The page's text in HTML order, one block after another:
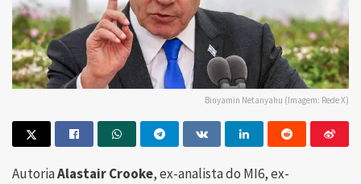
Binyamin Netanyahu (Imagem: Rede X)
AutoriaAlastair Crooke, ex-analista do MI6, ex-